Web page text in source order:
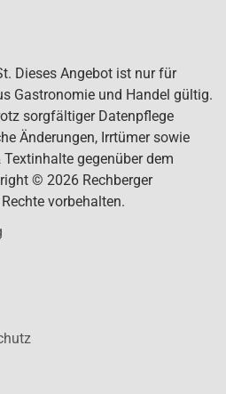
Dieses Angebot ist nur für
Gastronomie und Handel gültig.
sorgfältiger Datenpflege
Änderungen, Irrtümer sowie
gegenüber dem
© 2026 Rechberger
vorbehalten.